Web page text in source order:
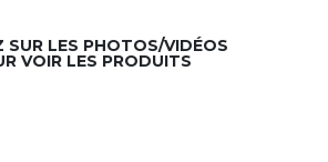
SUR LES PHOTOS/VIDÉOS
VOIR LES PRODUITS